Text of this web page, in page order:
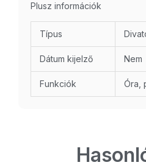
Plusz információk
Típus
Dátum kijelző Nem
Funkciók Óra,